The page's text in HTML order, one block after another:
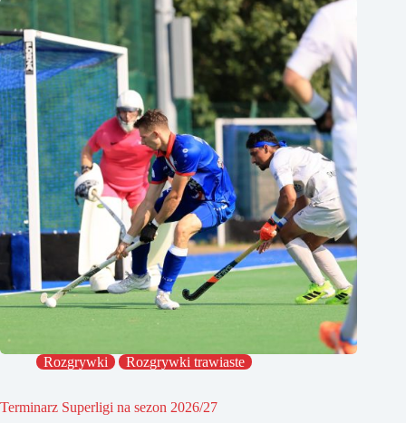
Rozgrywki Rozgrywki trawiaste
Terminarz Superligi na sezon 2026/27